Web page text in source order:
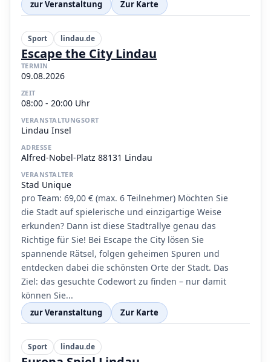
zur Veranstaltung Zur Karte
Sport lindau.de
Escape the City Lindau
TERMIN
09.08.2026
ZEIT
08:00 - 20:00 Uhr
VERANSTALTUNGSORT
Lindau Insel
ADRESSE
Alfred-Nobel-Platz 88131 Lindau
VERANSTALTER
Stad Unique
pro Team: 69,00 € (max. 6 Teilnehmer) Möchten Sie
die Stadt auf spielerische und einzigartige Weise
erkunden? Dann ist diese Stadtrallye genau das
Richtige für Sie! Bei Escape the City lösen Sie
spannende Rätsel, folgen geheimen Spuren und
entdecken dabei die schönsten Orte der Stadt. Das
Ziel: das gesuchte Codewort zu finden – nur damit
können Sie...
zur Veranstaltung Zur Karte
Sport lindau.de